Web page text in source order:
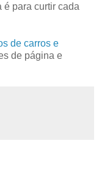
é para curtir cada
de carros e
de página e